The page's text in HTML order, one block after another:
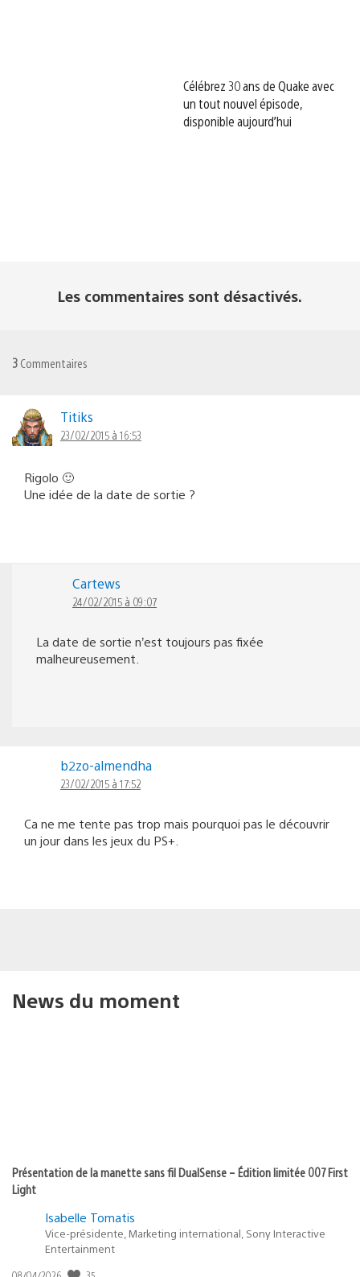
Célébrez 30 ans de Quake avec
un tout nouvel épisode,
disponible aujourd’hui
Les commentaires sont désactivés.
3 Commentaires
Titiks
23/02/2015 à 16:53
Rigolo 🙂
Une idée de la date de sortie ?
Cartews
24/02/2015 à 09:07
La date de sortie n’est toujours pas fixée
malheureusement.
b2zo-almendha
23/02/2015 à 17:52
Ca ne me tente pas trop mais pourquoi pas le découvrir
un jour dans les jeux du PS+.
News du moment
Présentation de la manette sans fil DualSense – Édition limitée 007 First
Light
Isabelle Tomatis
Vice-présidente, Marketing international, Sony Interactive
Entertainment